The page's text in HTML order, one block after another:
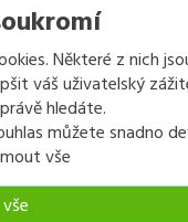
Některé z nich
váš uživatelský
hledáte.
můžete snadno
vše
na listové pily
na listové pily 1701
listů a pilových
PVC rukojeť nářadí
a všeobecné dílenské použ